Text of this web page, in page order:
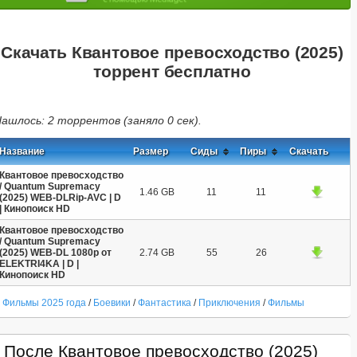
Скачать Квантовое превосходство (2025)
торрент бесплатно
2 торрентов (заняло 0 сек).
Название Размер Сиды Пиры Скачать
Квантовое превосходство
/ Quantum Supremacy
(2025) WEB-DLRip-AVC | D
| Кинопоиск HD
1.46 GB 11 11
Квантовое превосходство
/ Quantum Supremacy
(2025) WEB-DL 1080p от
ELEKTRI4KA | D |
Кинопоиск HD
2.74 GB 55 26
Фильмы 2025 года / Боевики /Фантастика / Приключения /Фильмы
После Квантовое превосходство (2025)